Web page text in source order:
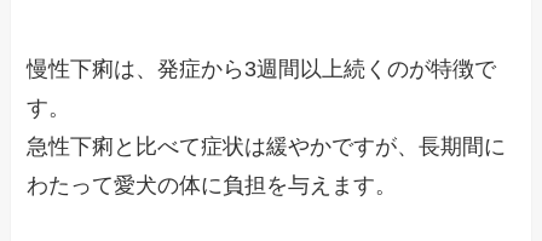
慢性下痢は、発症から3週間以上続くのが特徴で
す。
急性下痢と比べて症状は緩やかですが、長期間に
わたって愛犬の体に負担を与えます。